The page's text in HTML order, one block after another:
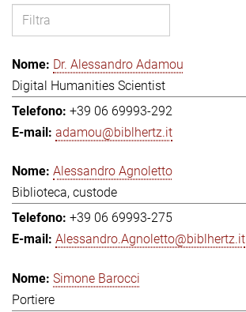
Dr. Alessandro Adamou
Digital Humanities Scientist
+39 06 69993-292
adamou@biblhertz.it
Alessandro Agnoletto
Biblioteca, custode
+39 06 69993-275
Alessandro.Agnoletto@biblhertz.it
Simone Barocci
Portiere